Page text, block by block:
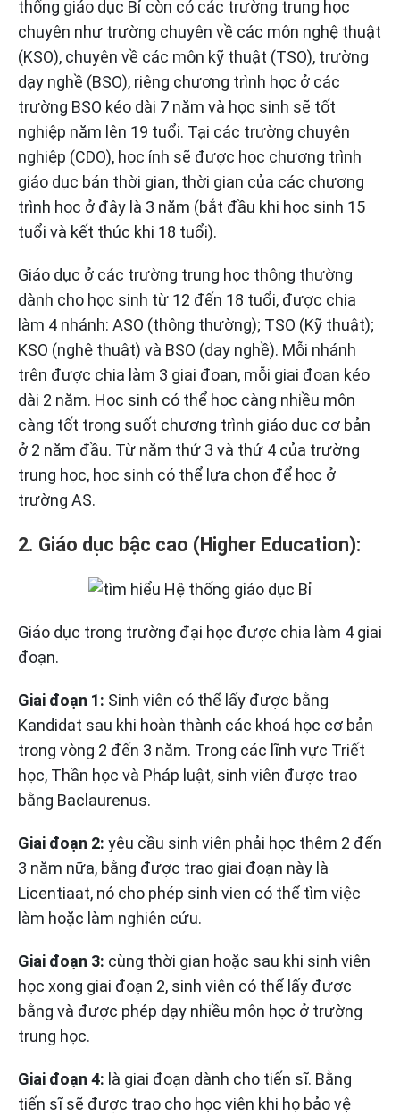
thống giáo dục Bỉ còn có các trường trung học
chuyên như trường chuyên về các môn nghệ thuật
(KSO), chuyên về các môn kỹ thuật (TSO), trường
dạy nghề (BSO), riêng chương trình học ở các
trường BSO kéo dài 7 năm và học sinh sẽ tốt
nghiệp năm lên 19 tuổi. Tại các trường chuyên
nghiệp (CDO), học ính sẽ được học chương trình
giáo dục bán thời gian, thời gian của các chương
trình học ở đây là 3 năm (bắt đầu khi học sinh 15
tuổi và kết thúc khi 18 tuổi).
Giáo dục ở các trường trung học thông thường
dành cho học sinh từ 12 đến 18 tuổi, được chia
làm 4 nhánh: ASO (thông thường); TSO (Kỹ thuật);
KSO (nghệ thuật) và BSO (dạy nghề). Mỗi nhánh
trên được chia làm 3 giai đoạn, mỗi giai đoạn kéo
dài 2 năm. Học sinh có thể học càng nhiều môn
càng tốt trong suốt chương trình giáo dục cơ bản
ở 2 năm đầu. Từ năm thứ 3 và thứ 4 của trường
trung học, học sinh có thể lựa chọn để học ở
trường AS.
2. Giáo dục bậc cao (Higher Education):
Giáo dục trong trường đại học được chia làm 4 giai
đoạn.
Giai đoạn 1: Sinh viên có thể lấy được bằng
Kandidat sau khi hoàn thành các khoá học cơ bản
trong vòng 2 đến 3 năm. Trong các lĩnh vực Triết
học, Thần học và Pháp luật, sinh viên được trao
bằng Baclaurenus.
Giai đoạn 2: yêu cầu sinh viên phải học thêm 2 đến
3 năm nữa, bằng được trao giai đoạn này là
Licentiaat, nó cho phép sinh vien có thể tìm việc
làm hoặc làm nghiên cứu.
Giai đoạn 3: cùng thời gian hoặc sau khi sinh viên
học xong giai đoạn 2, sinh viên có thể lấy được
bằng và được phép dạy nhiều môn học ở trường
trung học.
Giai đoạn 4: là giai đoạn dành cho tiến sĩ. Bằng
tiến sĩ sẽ được trao cho học viên khi họ bảo vệ